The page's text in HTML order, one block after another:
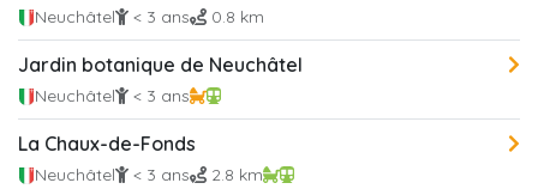
Neuchâtel < 3 ans 0.8 km
Jardin botanique de Neuchâtel
Neuchâtel < 3 ans
La Chaux-de-Fonds
Neuchâtel < 3 ans 2.8 km